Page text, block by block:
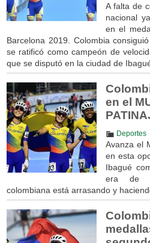
A falta de
nacional
en el
Barcelona 2019. Colombia
se ratificó como campeón de
que se disputó en la ciudad de
en el
Deportes
Avanza el
en esta
Ibagué
era de
colombiana está arrasando y